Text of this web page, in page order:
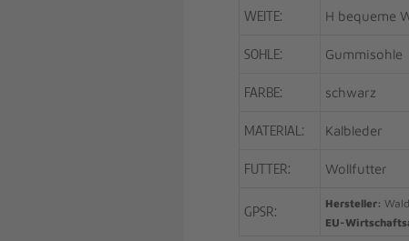
WEITE: H bequeme
SOHLE: Gummisohle
FARBE: schwarz
MATERIAL: Kalbleder
FUTTER: Wollfutter
GPSR: Hersteller:
EU-